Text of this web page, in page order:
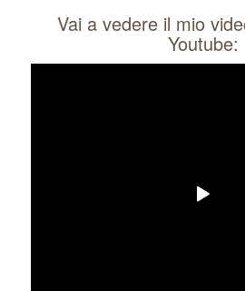
Vai a vedere il mio
Youtube: